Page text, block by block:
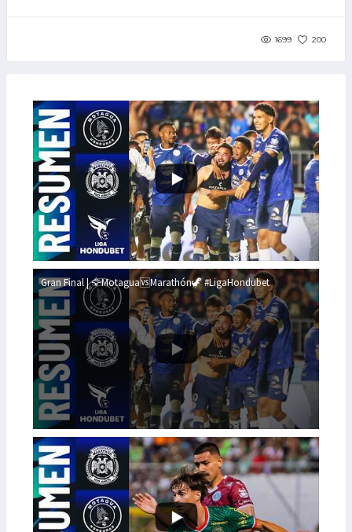
1699 200
Gran Final | 🦅Motagua🆚Marathón🦖 #LigaHondubet